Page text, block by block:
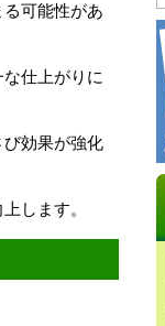
可能性があ
仕上がりに
効果が強化
します。